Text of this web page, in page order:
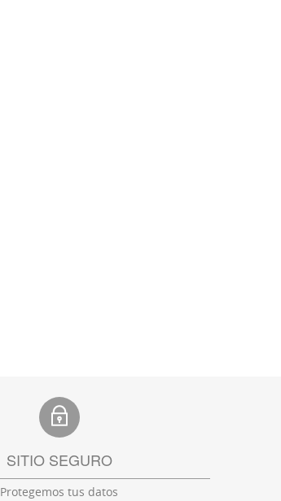
SITIO SEGURO
Protegemos tus datos